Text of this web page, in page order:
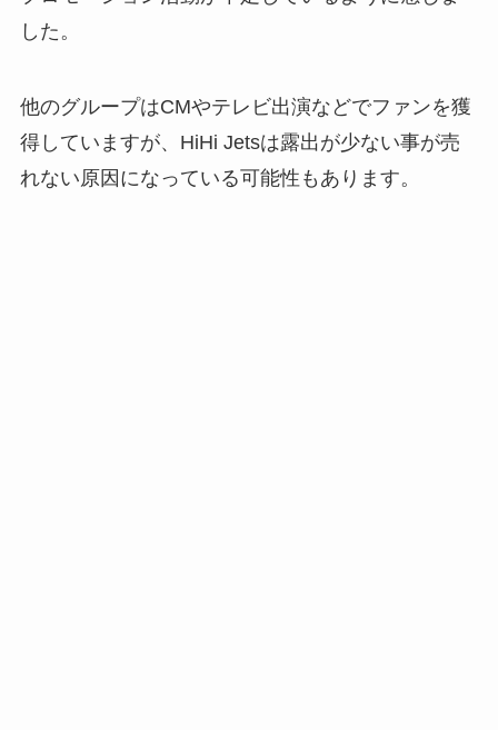
した。
他のグループはCMやテレビ出演などでファンを獲
得していますが、HiHi Jetsは露出が少ない事が売
れない原因になっている可能性もあります。